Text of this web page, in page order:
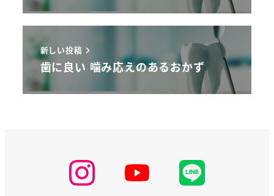
新しい投稿
歯に良い 噛み応えのあるおかず